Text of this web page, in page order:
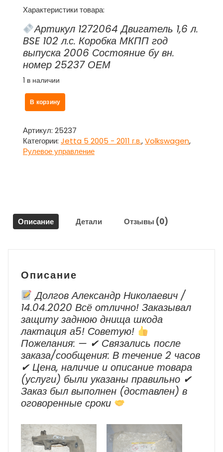
Характеристики товара:
Артикул 1272064 Двигатель 1,6 л.
BSE 102 л.с. Коробка МКПП год
выпуска 2006 Состояние бу вн.
номер 25237 ОЕМ
1 в наличии
Количество
товара
рулевая
для
Фольксваген
5
В корзину
Артикул: 25237
Категории: Jetta 5 2005 - 2011 г.в.,Volkswagen,
Рулевое управление
Описание Детали Отзывы (0)
Описание
Долгов Александр Николаевич /
14.04.2020 Всё отлично! Заказывал
защиту заднюю днища шкода
лактация а5! Советую!
Пожелания: — ✔ Cвязались после
заказа/сообщения: В течение 2 часов
✔ Цена, наличие и описание товара
(услуги) были указаны правильно ✔
Заказ был выполнен (доставлен) в
оговоренные сроки